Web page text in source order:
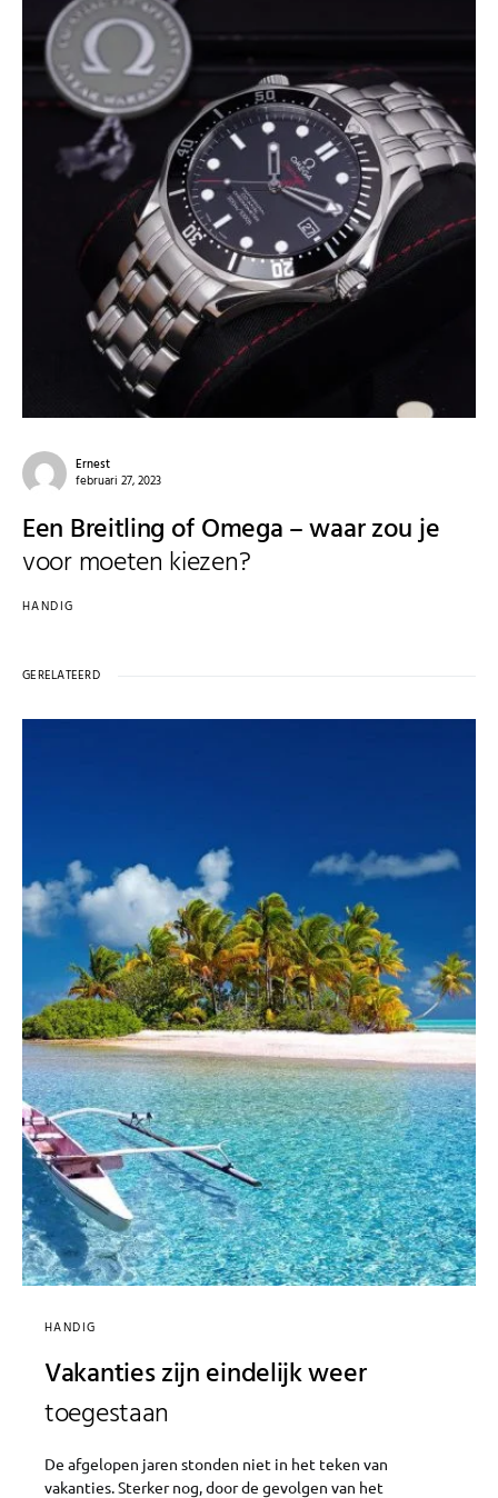
Ernest
februari 27, 2023
Een Breitling of Omega – waar zou je
voor moeten kiezen?
HANDIG
GERELATEERD
HANDIG
Vakanties zijn eindelijk weer
toegestaan
De afgelopen jaren stonden niet in het teken van
vakanties. Sterker nog, door de gevolgen van het